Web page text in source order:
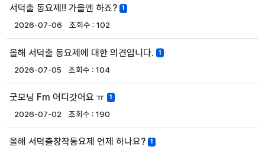
서덕출 동요제!! 가을엔 하죠? 1
2026-07-06 102
올해 서덕출 동요제에 대한 의견입니다. 1
2026-07-05 104
굿모닝 Fm 어디갓어요 ㅠ 1
2026-07-02 190
올해 서덕출창작동요제 언제 하나요? 1